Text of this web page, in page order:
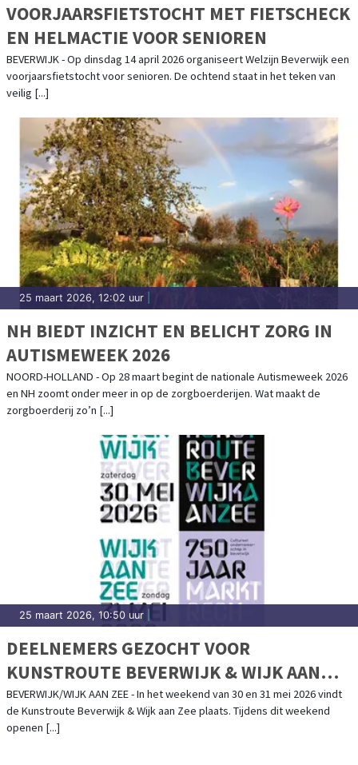
VOORJAARSFIETSTOCHT MET FIETSCHECK
EN HELMACTIE VOOR SENIOREN
BEVERWIJK - Op dinsdag 14 april 2026 organiseert Welzijn Beverwijk een
voorjaarsfietstocht voor senioren. De ochtend staat in het teken van
veilig [...]
25 maart 2026, 12:02 uur
NH BIEDT INZICHT EN BELICHT ZORG IN
AUTISMEWEEK 2026
NOORD-HOLLAND - Op 28 maart begint de nationale Autismeweek 2026
en NH zoomt onder meer in op de zorgboerderijen. Wat maakt de
zorgboerderij zo’n [...]
25 maart 2026, 10:50 uur
DEELNEMERS GEZOCHT VOOR
KUNSTROUTE BEVERWIJK & WIJK AAN
ZEE 2026
BEVERWIJK/WIJK AAN ZEE - In het weekend van 30 en 31 mei 2026 vindt
de Kunstroute Beverwijk & Wijk aan Zee plaats. Tijdens dit weekend
openen [...]